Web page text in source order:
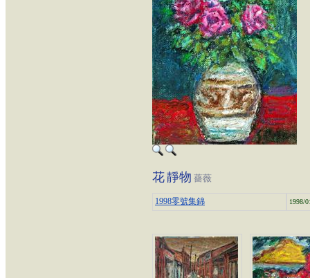
花靜物 薔薇
1998零號集錦 1998/